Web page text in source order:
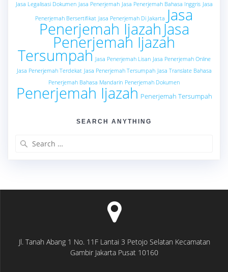
Jasa Legalisasi Dokumen Jasa Penerjemah Jasa Penerjemah Bahasa Inggris Jasa
Penerjemah Bersertifikat Jasa Penerjemah Di Jakarta Jasa
Penerjemah Ijazah Jasa
Penerjemah Ijazah
Tersumpah Jasa Penerjemah Lisan Jasa Penerjemah Online
Jasa Penerjemah Terdekat Jasa Penerjemah Tersumpah Jasa Translate Bahasa
Penerjemah Bahasa Mandarin Penerjemah Dokumen
Penerjemah Ijazah Penerjemah Tersumpah
SEARCH ANYTHING
Jl. Tanah Abang 1 No. 11F Lantai 3 Petojo Selatan Kecamatan
Gambir Jakarta Pusat 10160